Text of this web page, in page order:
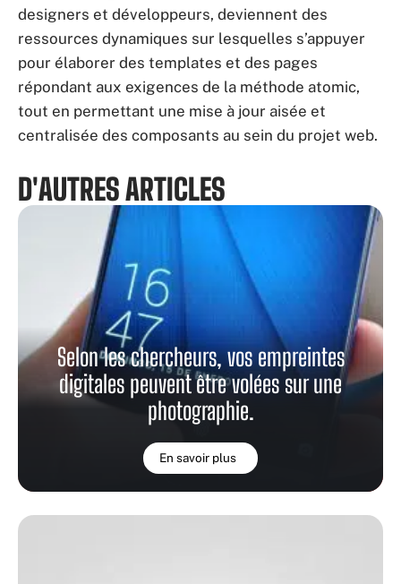
designers et développeurs, deviennent des
ressources dynamiques sur lesquelles s’appuyer
pour élaborer des templates et des pages
répondant aux exigences de la méthode atomic,
tout en permettant une mise à jour aisée et
centralisée des composants au sein du projet web.
D'AUTRES ARTICLES
Selon les chercheurs, vos empreintes
digitales peuvent être volées sur une
photographie.
En savoir plus